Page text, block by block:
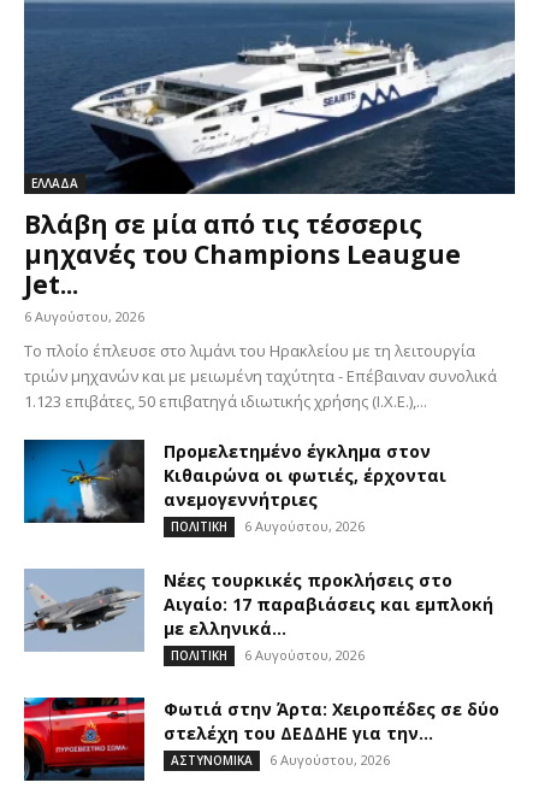
ΕΛΛΑΔΑ
Βλάβη σε μία από τις τέσσερις
μηχανές του Champions Leaugue
Jet...
6 Αυγούστου, 2026
Το πλοίο έπλευσε στο λιμάνι του Ηρακλείου με τη λειτουργία
τριών μηχανών και με μειωμένη ταχύτητα - Επέβαιναν συνολικά
1.123 επιβάτες, 50 επιβατηγά ιδιωτικής χρήσης (Ι.Χ.Ε.),...
Προμελετημένο έγκλημα στον
Κιθαιρώνα οι φωτιές, έρχονται
ανεμογεννήτριες
ΠΟΛΙΤΙΚΗ 6 Αυγούστου, 2026
Νέες τουρκικές προκλήσεις στο
Αιγαίο: 17 παραβιάσεις και εμπλοκή
με ελληνικά...
ΠΟΛΙΤΙΚΗ 6 Αυγούστου, 2026
Φωτιά στην Άρτα: Χειροπέδες σε δύο
στελέχη του ΔΕΔΔΗΕ για την...
ΑΣΤΥΝΟΜΙΚΑ 6 Αυγούστου, 2026